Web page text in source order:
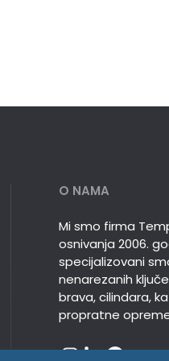
O NAMA
Mi smo firma
osnivanja 2006.
specijalizovani
nenarezanih
brava, cilindara,
propratne